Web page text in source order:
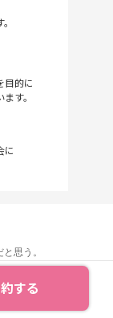
する
目的に
す。
に
思う。